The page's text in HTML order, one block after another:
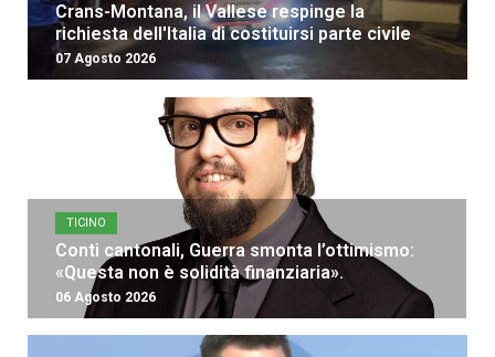
Crans-Montana, il Vallese respinge la
richiesta dell'Italia di costituirsi parte civile
07 Agosto 2026
TICINO
Conti cantonali, Guerra smonta l’ottimismo:
«Questa non è solidità finanziaria».
06 Agosto 2026